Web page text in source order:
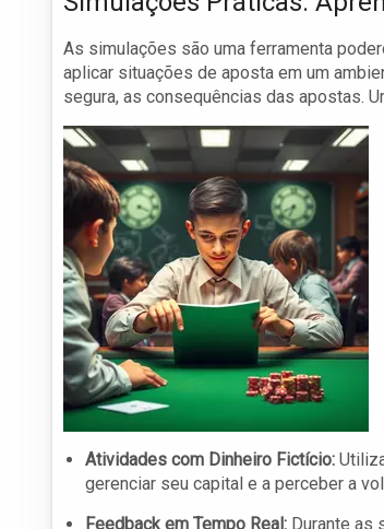
As simulações são uma ferramenta
aplicar situações de aposta em um
segura, as consequências das apostas.
Atividades com Dinheiro Fictício:
gerenciar seu capital e a perceber a
Feedback em Tempo Real: Durante as